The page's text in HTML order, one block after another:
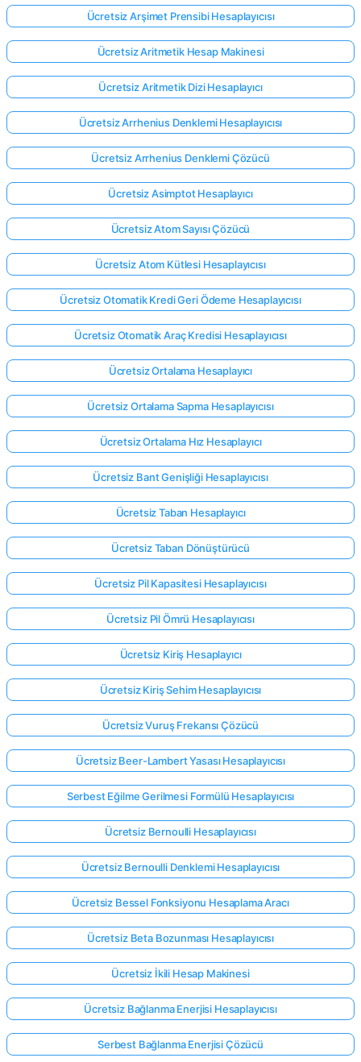
Ücretsiz Arşimet Prensibi Hesaplayıcısı
Ücretsiz Aritmetik Hesap Makinesi
Ücretsiz Aritmetik Dizi Hesaplayıcı
Ücretsiz Arrhenius Denklemi Hesaplayıcısı
Ücretsiz Arrhenius Denklemi Çözücü
Ücretsiz Asimptot Hesaplayıcı
Ücretsiz Atom Sayısı Çözücü
Ücretsiz Atom Kütlesi Hesaplayıcısı
Ücretsiz Otomatik Kredi Geri Ödeme Hesaplayıcısı
Ücretsiz Otomatik Araç Kredisi Hesaplayıcısı
Ücretsiz Ortalama Hesaplayıcı
Ücretsiz Ortalama Sapma Hesaplayıcısı
Ücretsiz Ortalama Hız Hesaplayıcı
Ücretsiz Bant Genişliği Hesaplayıcısı
Ücretsiz Taban Hesaplayıcı
Ücretsiz Taban Dönüştürücü
Ücretsiz Pil Kapasitesi Hesaplayıcısı
Ücretsiz Pil Ömrü Hesaplayıcısı
Ücretsiz Kiriş Hesaplayıcı
Ücretsiz Kiriş Sehim Hesaplayıcısı
Ücretsiz Vuruş Frekansı Çözücü
Ücretsiz Beer-Lambert Yasası Hesaplayıcısı
Serbest Eğilme Gerilmesi Formülü Hesaplayıcısı
Ücretsiz Bernoulli Hesaplayıcısı
Ücretsiz Bernoulli Denklemi Hesaplayıcısı
Ücretsiz Bessel Fonksiyonu Hesaplama Aracı
Ücretsiz Beta Bozunması Hesaplayıcısı
Ücretsiz İkili Hesap Makinesi
Ücretsiz Bağlanma Enerjisi Hesaplayıcısı
Serbest Bağlanma Enerjisi Çözücü